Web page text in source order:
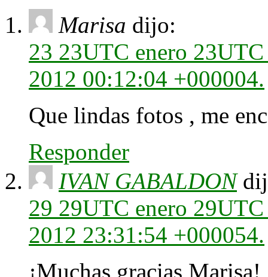
Marisa dijo:
23 23UTC enero
2012 00:12:04 +000004.
Que lindas fotos , me
Responder
IVAN GABALDON
29 29UTC enero
2012 23:31:54 +000054.
¡Muchas gracias Marisa!